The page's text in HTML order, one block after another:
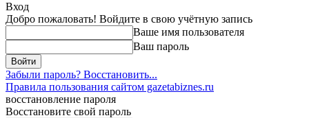
Вход
Добро пожаловать! Войдите в свою учётную запись
Ваше имя пользователя
Ваш пароль
Забыли пароль? Восстановить...
Правила пользования сайтом gazetabiznes.ru
восстановление пароля
Восстановите свой пароль